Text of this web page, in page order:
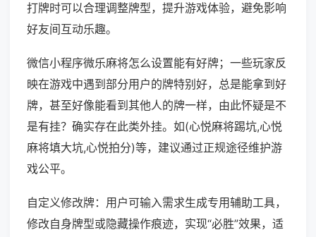
打牌时可以合理调整牌型，提升游戏体验，避免影响
好友间互动乐趣。
微信小程序微乐麻将怎么设置能有好牌；一些玩家反
映在游戏中遇到部分用户的牌特别好，总是能拿到好
牌，甚至好像能看到其他人的牌一样，由此怀疑是不
是有挂？确实存在此类外挂。如(心悦麻将踢坑,心悦
麻将填大坑,心悦拍分)等，建议通过正规途径维护游
戏公平。
自定义修改牌：用户可输入需求生成专用辅助工具，
修改自身牌型或隐藏操作痕迹，实现“必胜”效果，适